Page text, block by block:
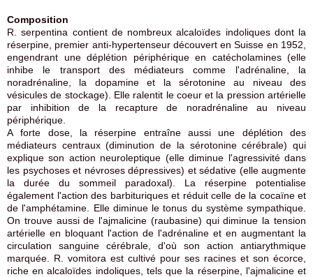
Composition
R. serpentina contient de nombreux alcaloïdes indoliques dont la
réserpine, premier anti-hypertenseur découvert en Suisse en 1952,
engendrant une déplétion périphérique en catécholamines (elle
inhibe le transport des médiateurs comme l'adrénaline, la
noradrénaline, la dopamine et la sérotonine au niveau des
vésicules de stockage). Elle ralentit le coeur et la pression artérielle
par inhibition de la recapture de noradrénaline au niveau
périphérique.
A forte dose, la réserpine entraîne aussi une déplétion des
médiateurs centraux (diminution de la sérotonine cérébrale) qui
explique son action neuroleptique (elle diminue l'agressivité dans
les psychoses et névroses dépressives) et sédative (elle augmente
la durée du sommeil paradoxal). La réserpine potentialise
également l'action des barbituriques et réduit celle de la cocaïne et
de l'amphétamine. Elle diminue le tonus du système sympathique.
On trouve aussi de l'ajmalicine (raubasine) qui diminue la tension
artérielle en bloquant l'action de l'adrénaline et en augmentant la
circulation sanguine cérébrale, d'où son action antiarythmique
marquée. R. vomitora est cultivé pour ses racines et son écorce,
riche en alcaloïdes indoliques, tels que la réserpine, l'ajmalicine et